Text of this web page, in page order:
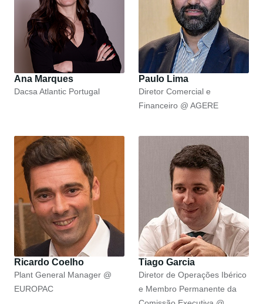
Ana Marques
Dacsa Atlantic Portugal
Paulo Lima
Diretor Comercial e
Financeiro @ AGERE
Ricardo Coelho
Plant General Manager @
EUROPAC
Tiago Garcia
Diretor de Operações Ibérico
e Membro Permanente da